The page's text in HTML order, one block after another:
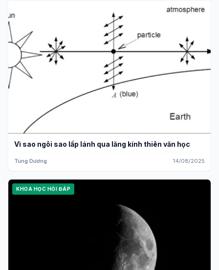
Vì sao ngôi sao lấp lánh qua lăng kính thiên văn học
Tùng Dương 14/08/2025
KHOA HỌC HỎI ĐÁP